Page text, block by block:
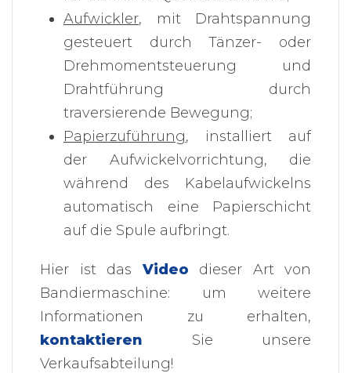
Aufwickler, mit Drahtspannung
gesteuert durch Tänzer- oder
Drehmomentsteuerung und
Drahtführung durch
traversierende Bewegung;
Papierzuführung, installiert auf
der Aufwickelvorrichtung, die
während des Kabelaufwickelns
automatisch eine Papierschicht
auf die Spule aufbringt.
Hier ist das Video dieser Art von
Bandiermaschine: um weitere
Informationen zu erhalten,
kontaktieren Sie unsere
Verkaufsabteilung!